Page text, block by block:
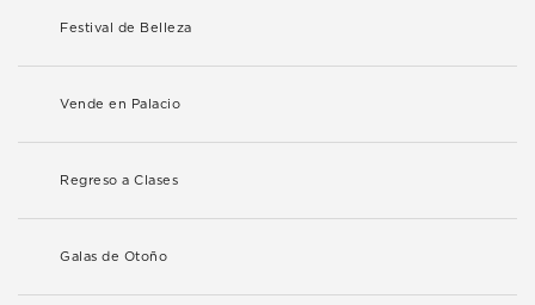
Festival de Belleza
Vende en Palacio
Regreso a Clases
Galas de Otoño